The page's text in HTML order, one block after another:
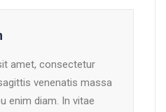
amet, consectetur
venenatis massa
enim diam. In vitae